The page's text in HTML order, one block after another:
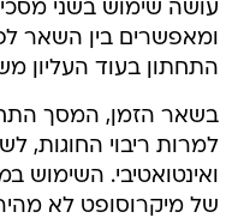
עושה שימוש בשני
ומאפשרים בין השאר
התחתון בעוד העליון
בשאר הזמן, המסך
למרות ריבוי החוגות,
ואינטואטיבי. השימוש
של מיקרוסופט לא